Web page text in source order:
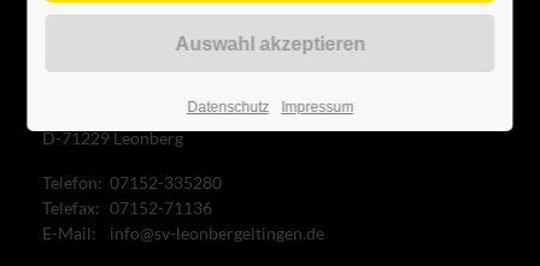
Bruckenbachstraße 37
D-71229 Leonberg
Telefon: 07152-335280
Telefax: 07152-71136
E-Mail:
info@sv-leonbergeltingen.de
Datenschutz Impressum